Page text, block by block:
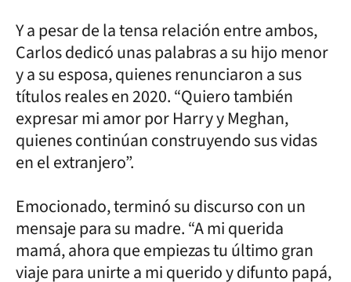
Y a pesar de la tensa relación entre ambos,
Carlos dedicó unas palabras a su hijo menor
y a su esposa, quienes renunciaron a sus
títulos reales en 2020. “Quiero también
expresar mi amor por Harry y Meghan,
quienes continúan construyendo sus vidas
en el extranjero”.
Emocionado, terminó su discurso con un
mensaje para su madre. “A mi querida
mamá, ahora que empiezas tu último gran
viaje para unirte a mi querido y difunto papá,